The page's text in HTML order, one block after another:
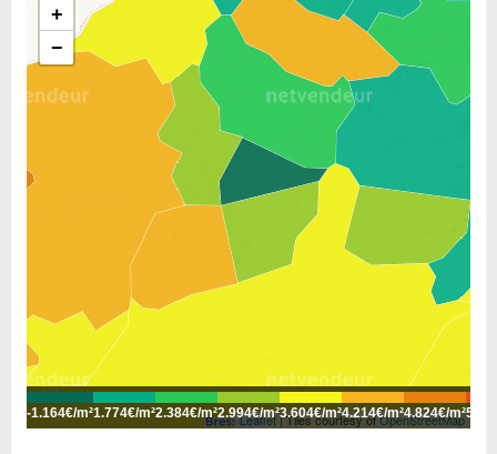
+
−
Leaflet| Tiles courtesy ofOpenStreetMap
-1.164€/m²1.774€/m²2.384€/m²2.994€/m²3.604€/m²4.214€/m²4.824€/m²